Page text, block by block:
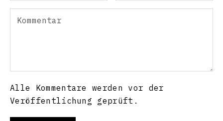
Alle Kommentare werden vor der
Veröffentlichung geprüft.